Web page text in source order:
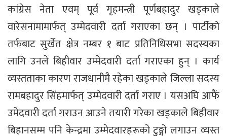
कांग्रेस नेता एवम् पूर्व गृहमन्त्री पूर्णबहादुर खड्काले
वारेसनामामार्फत् उम्मेदवारी दर्ता गराएका छन् । पार्टीको
तर्फबाट सुर्खेत क्षेत्र नम्बर १ बाट प्रतिनिधिसभा सदस्यका
लागि उनले बिहीवार उम्मेदवारी दर्ता गराएका हुन् । कार्य
व्यस्तताका कारण राजधानीमै रहेका खड्काले जिल्ला सदस्य
रामबहादुर सिंहमार्फत् उम्मेदवारी दर्ता गराए । यसअघि आफैं
उमेदवारी दर्ता गराउन आउने तयारी गरेका खड्काले बिहीवार
बिहानसम्म पनि केन्द्रमा उम्मेदवारहरूको टुङ्गो लगाउन व्यस्त